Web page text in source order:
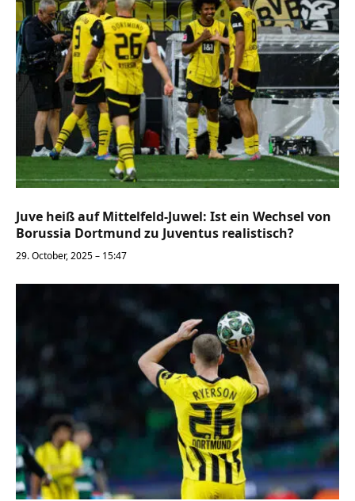
Juve heiß auf Mittelfeld-Juwel: Ist ein Wechsel von
Borussia Dortmund zu Juventus realistisch?
29. October, 2025 – 15:47